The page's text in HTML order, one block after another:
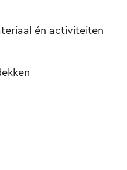
én activiteiten